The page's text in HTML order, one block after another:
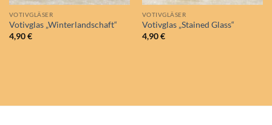
VOTIVGLÄSER
Votivglas „Winterlandschaft“
4,90€
VOTIVGLÄSER
Votivglas „Stained Glass“
4,90€